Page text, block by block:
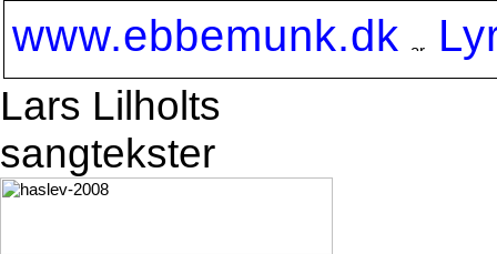
www.ebbemunk.dk
Lars Lilholts
sangtekster